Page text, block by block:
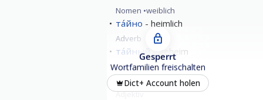
Nomen weiblich
та́йно heimlich
Adverb
та́йный geheim
Adjektiv
та́йский Thai-
Adjektiv
Gesperrt
Wortfamilien freischalten
Dict+ Account holen